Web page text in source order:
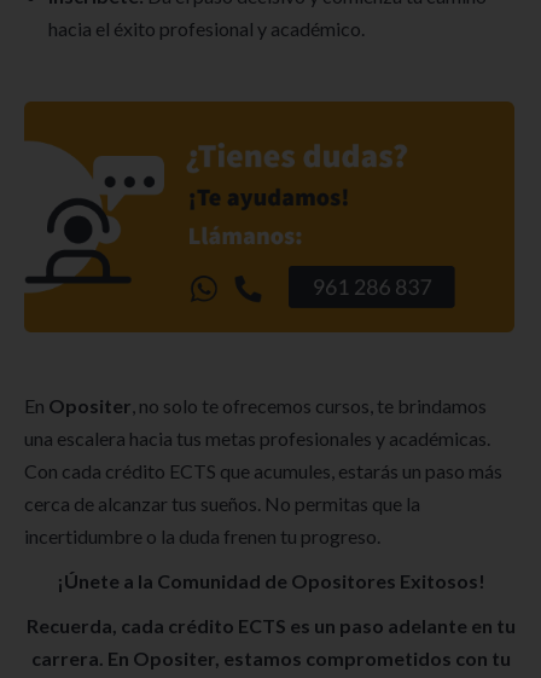
hacia el éxito profesional y académico.
En Opositer, no solo te ofrecemos cursos, te brindamos
una escalera hacia tus metas profesionales y académicas.
Con cada crédito ECTS que acumules, estarás un paso más
cerca de alcanzar tus sueños. No permitas que la
incertidumbre o la duda frenen tu progreso.
¡Únete a la Comunidad de Opositores Exitosos!
Recuerda, cada crédito ECTS es un paso adelante en tu
carrera. En Opositer, estamos comprometidos con tu